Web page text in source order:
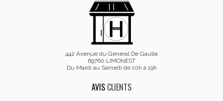
442 Avenue du Général De Gaulle
69760 LIMONEST
Du Mardi au Samedi de 10h à 19h
AVIS CLIENTS